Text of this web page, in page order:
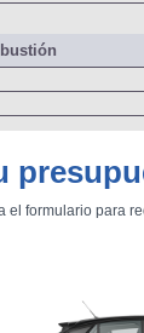
el formulario para